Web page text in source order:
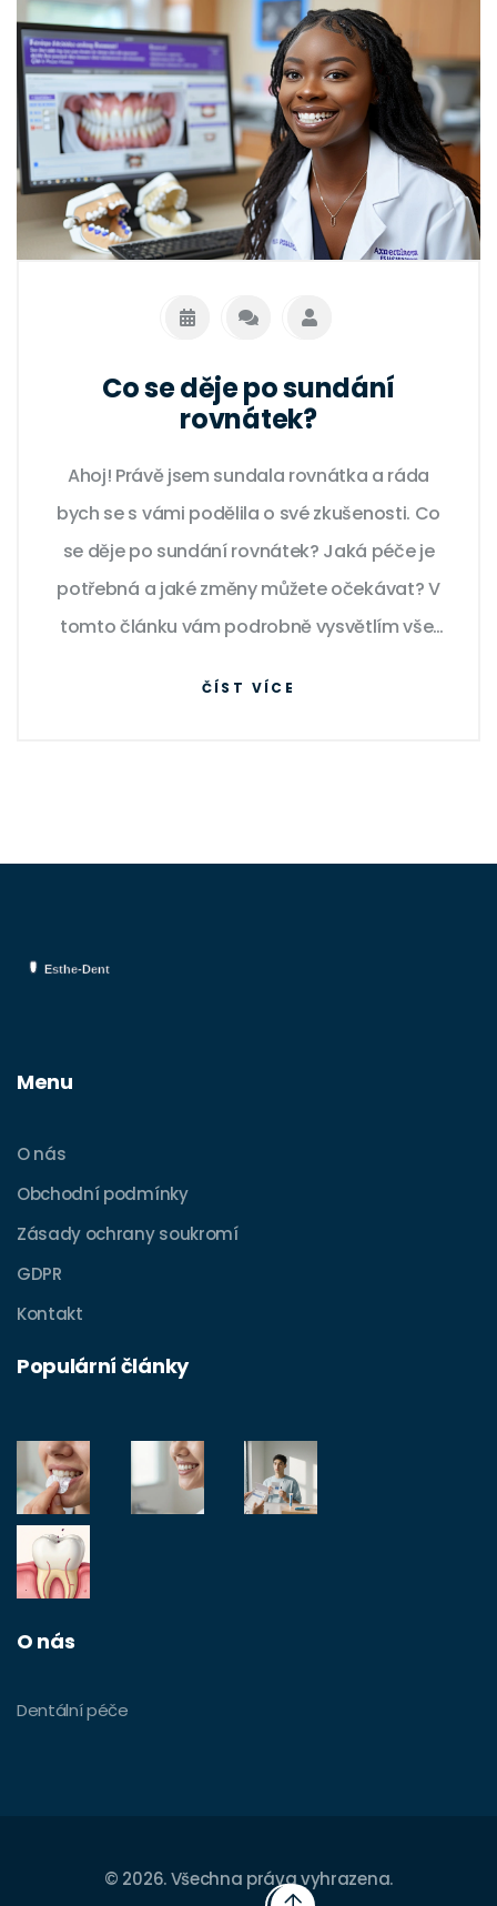
Co se děje po sundání
rovnátek?
Ahoj! Právě jsem sundala rovnátka a ráda
bych se s vámi podělila o své zkušenosti. Co
se děje po sundání rovnátek? Jaká péče je
potřebná a jaké změny můžete očekávat? V
tomto článku vám podrobně vysvětlím vše,
ČÍST VÍCE
Menu
O nás
Obchodní podmínky
Zásady ochrany soukromí
GDPR
Kontakt
Populární články
O nás
Dentální péče
© 2026. Všechna práva vyhrazena.